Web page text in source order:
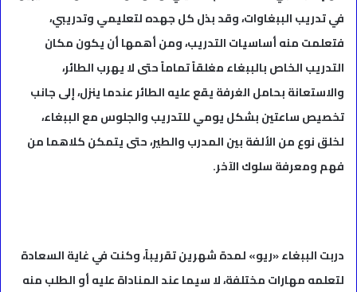
في تدريب الببغاوات، وقد بذل كل جهده لتعليمي وتدريبي،
فتعلمت منه أساسيات التدريب، ومن أهمها أن يكون مكان
التدريب الخاص بالببغاء مغلقاً تماماً حتى لا يهرب الطائر،
والاستعانة بحامل الغرفة يقع عليه الطائر عندما ينزل، إلى جانب
تخصيص ساعتين بشكل يومي للتدريب والجلوس مع الببغاء،
لخلق نوع من الألفة بين المدرب والطير، حتى يتمكن كلاهما من
فهم ومعرفة سلوك الآخر.
دربت الببغاء «ريو» لمدة شهرين تقريباً، وكنت في غاية السعادة
لتعلمه مهارات مختلفة، لا سيما عند المناداة عليه أو الطلب منه